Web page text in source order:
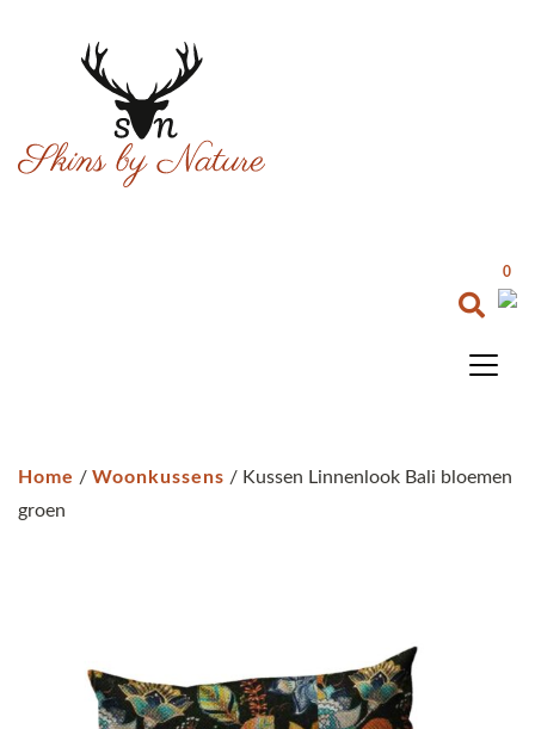
0
Home / Woonkussens / Kussen Linnenlook Bali bloemen
groen